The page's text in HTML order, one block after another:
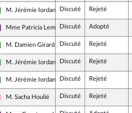
Écologiste et Social
M. Jérémie IordanoffDiscuté Rejeté
Ensemble pour la République
Mme Patricia LemoineDiscuté Adopté
Écologiste et Social
M. Damien Girard Discuté Rejeté
Écologiste et Social
M. Jérémie IordanoffDiscuté Rejeté
Écologiste et Social
M. Jérémie IordanoffDiscuté Rejeté
Socialistes et apparentés
M. Sacha Houlié Discuté Rejeté